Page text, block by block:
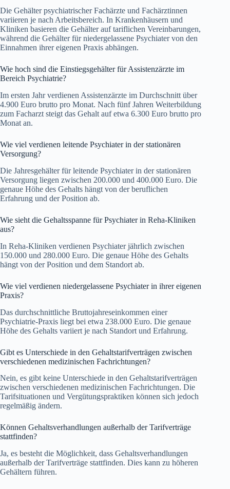
Die Gehälter psychiatrischer Fachärzte und Fachärztinnen
variieren je nach Arbeitsbereich. In Krankenhäusern und
Kliniken basieren die Gehälter auf tariflichen Vereinbarungen,
während die Gehälter für niedergelassene Psychiater von den
Einnahmen ihrer eigenen Praxis abhängen.
Wie hoch sind die Einstiegsgehälter für Assistenzärzte im
Bereich Psychiatrie?
Im ersten Jahr verdienen Assistenzärzte im Durchschnitt über
4.900 Euro brutto pro Monat. Nach fünf Jahren Weiterbildung
zum Facharzt steigt das Gehalt auf etwa 6.300 Euro brutto pro
Monat an.
Wie viel verdienen leitende Psychiater in der stationären
Versorgung?
Die Jahresgehälter für leitende Psychiater in der stationären
Versorgung liegen zwischen 200.000 und 400.000 Euro. Die
genaue Höhe des Gehalts hängt von der beruflichen
Erfahrung und der Position ab.
Wie sieht die Gehaltsspanne für Psychiater in Reha-Kliniken
aus?
In Reha-Kliniken verdienen Psychiater jährlich zwischen
150.000 und 280.000 Euro. Die genaue Höhe des Gehalts
hängt von der Position und dem Standort ab.
Wie viel verdienen niedergelassene Psychiater in ihrer eigenen
Praxis?
Das durchschnittliche Bruttojahreseinkommen einer
Psychiatrie-Praxis liegt bei etwa 238.000 Euro. Die genaue
Höhe des Gehalts variiert je nach Standort und Erfahrung.
Gibt es Unterschiede in den Gehaltstarifverträgen zwischen
verschiedenen medizinischen Fachrichtungen?
Nein, es gibt keine Unterschiede in den Gehaltstarifverträgen
zwischen verschiedenen medizinischen Fachrichtungen. Die
Tarifsituationen und Vergütungspraktiken können sich jedoch
regelmäßig ändern.
Können Gehaltsverhandlungen außerhalb der Tarifverträge
stattfinden?
Ja, es besteht die Möglichkeit, dass Gehaltsverhandlungen
außerhalb der Tarifverträge stattfinden. Dies kann zu höheren
Gehältern führen.